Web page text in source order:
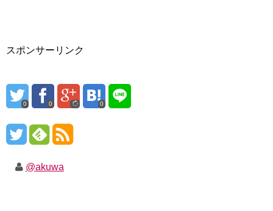
スポンサーリンク
0 0 0
@akuwa